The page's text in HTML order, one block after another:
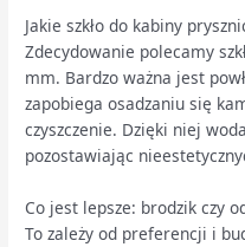
Jakie szkło do kabiny
Zdecydowanie polecamy
mm. Bardzo ważna jest
zapobiega osadzaniu się
czyszczenie. Dzięki niej
pozostawiając
Co jest lepsze: brodzik czy
To zależy od preferencji i